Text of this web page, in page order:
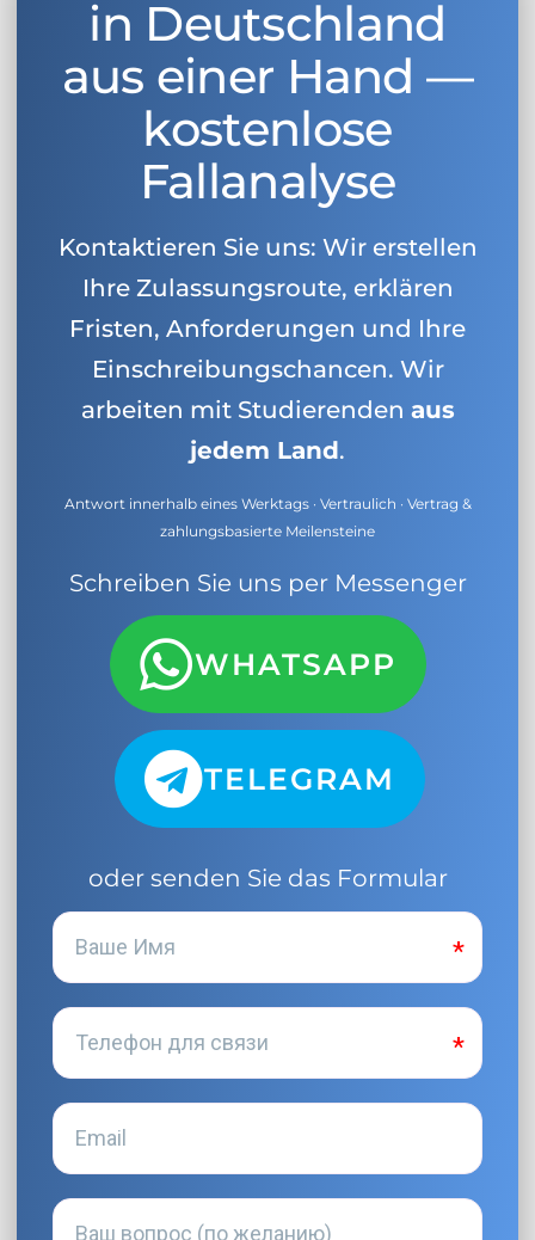
in Deutschland
aus einer Hand —
kostenlose
Fallanalyse
Kontaktieren Sie uns: Wir erstellen
Ihre Zulassungsroute, erklären
Fristen, Anforderungen und Ihre
Einschreibungschancen. Wir
arbeiten mit Studierenden aus
jedem Land.
Antwort innerhalb eines Werktags · Vertraulich · Vertrag &
zahlungsbasierte Meilensteine
Schreiben Sie uns per Messenger
WHATSAPP
TELEGRAM
oder senden Sie das Formular